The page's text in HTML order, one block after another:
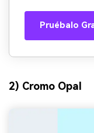
Pruébalo
2) Cromo Opal